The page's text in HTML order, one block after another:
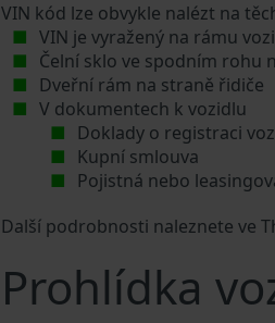
VIN kód lze obvykle nalézt na
VIN je vyražený na rámu
Čelní sklo ve spodním rohu
Dveřní rám na straně řidiče
V dokumentech k vozidlu
Doklady o registraci
Kupní smlouva
Pojistná nebo
Další podrobnosti naleznete ve
Prohlídka